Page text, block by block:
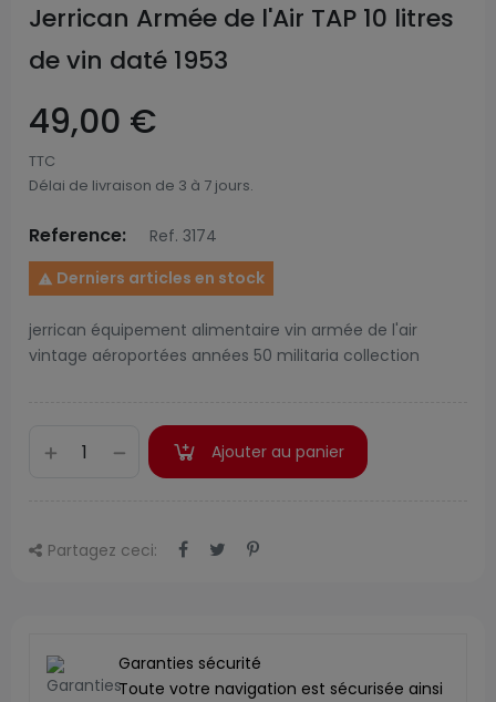
Jerrican Armée de l'Air TAP 10 litres
de vin daté 1953
49,00 €
TTC
Délai de livraison de 3 à 7 jours.
Reference: Ref. 3174
 Derniers articles en stock
jerrican équipement alimentaire vin armée de l'air
vintage aéroportées années 50 militaria collection
Ajouter au panier
Partagez ceci:
Garanties sécurité
Toute votre navigation est sécurisée ainsi